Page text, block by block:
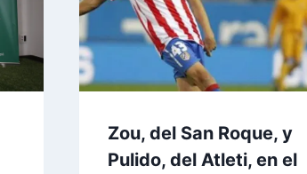
Zou, del San Roque, y
Pulido, del Atleti, en el